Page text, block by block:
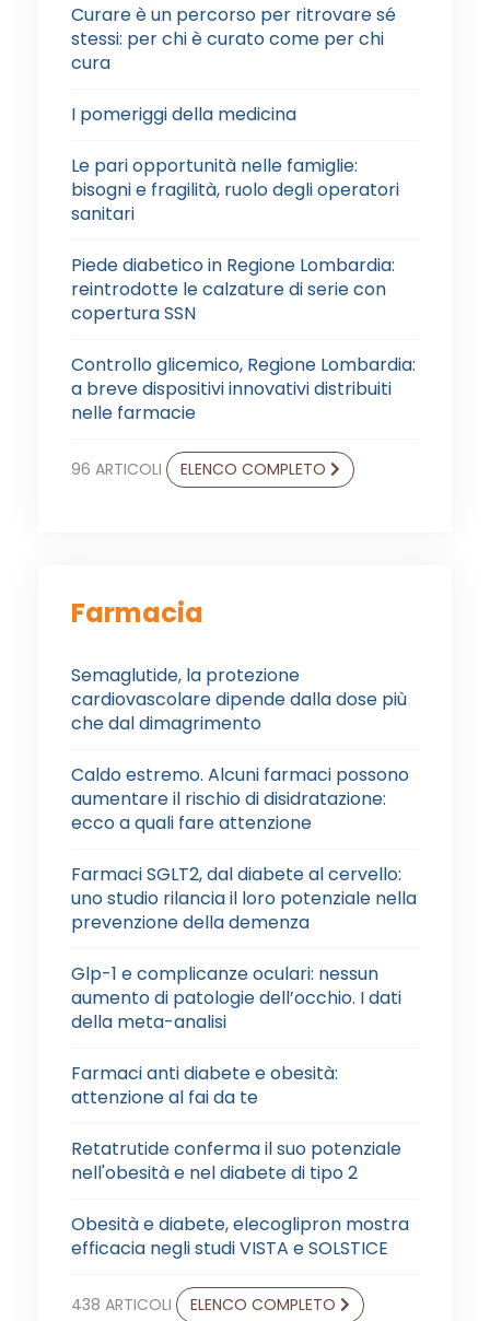
Curare è un percorso per ritrovare sé
stessi: per chi è curato come per chi
cura
I pomeriggi della medicina
Le pari opportunità nelle famiglie:
bisogni e fragilità, ruolo degli operatori
sanitari
Piede diabetico in Regione Lombardia:
reintrodotte le calzature di serie con
copertura SSN
Controllo glicemico, Regione Lombardia:
a breve dispositivi innovativi distribuiti
nelle farmacie
96 ARTICOLI ELENCO COMPLETO
Farmacia
Semaglutide, la protezione
cardiovascolare dipende dalla dose più
che dal dimagrimento
Caldo estremo. Alcuni farmaci possono
aumentare il rischio di disidratazione:
ecco a quali fare attenzione
Farmaci SGLT2, dal diabete al cervello:
uno studio rilancia il loro potenziale nella
prevenzione della demenza
Glp-1 e complicanze oculari: nessun
aumento di patologie dell’occhio. I dati
della meta-analisi
Farmaci anti diabete e obesità:
attenzione al fai da te
Retatrutide conferma il suo potenziale
nell'obesità e nel diabete di tipo 2
Obesità e diabete, elecoglipron mostra
efficacia negli studi VISTA e SOLSTICE
438 ARTICOLI ELENCO COMPLETO